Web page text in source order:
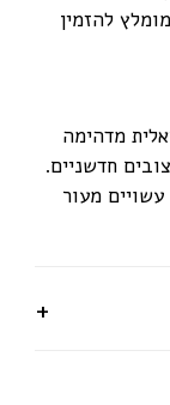
להזמין
מדהימה
חדשניים.
מעור